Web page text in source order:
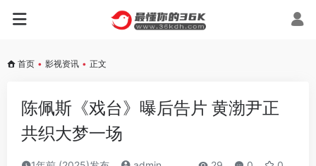
首页 • 影视资讯 • 正文
陈佩斯《戏台》曝后告片 黄渤尹正
共织大梦一场